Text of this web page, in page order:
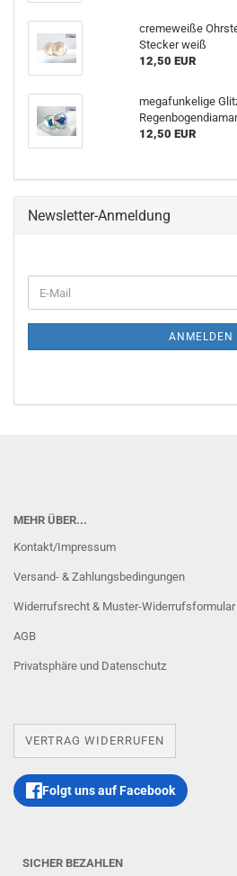
cremeweiße
Stecker weiß
12,50 EUR
megafunkelige
12,50 EUR
Newsletter-Anmeldung
E-
Mail
ANMELDEN
MEHR ÜBER...
Kontakt/Impressum
Versand- & Zahlungsbedingungen
Widerrufsrecht & Muster-Widerrufsformular
AGB
Privatsphäre und Datenschutz
VERTRAG WIDERRUFEN
Folgt uns auf Facebook
SICHER BEZAHLEN